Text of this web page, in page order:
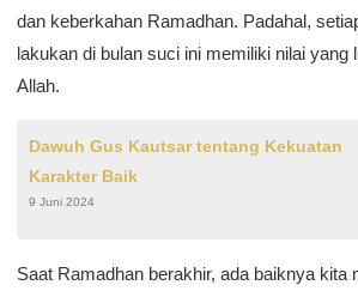
dan keberkahan Ramadhan. Padahal,
lakukan di bulan suci ini memiliki nilai yang
Allah.
Dawuh Gus Kautsar tentang Kekuatan
Karakter Baik
9 Juni 2024
Saat Ramadhan berakhir, ada baiknya kita